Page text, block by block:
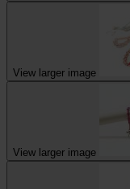
View larger image
View larger image